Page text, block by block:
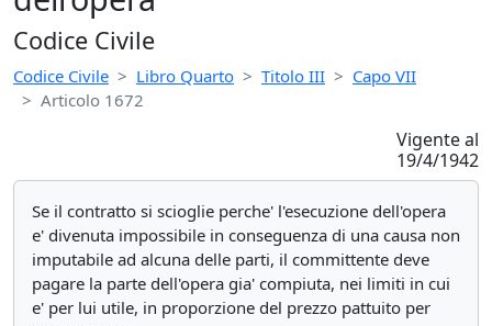
Codice Civile
Codice Civile Libro Quarto Titolo III
Capo VII
Articolo 1672
Vigente al
19/4/1942
Se il contratto si scioglie perche' l'esecuzione dell'opera
e' divenuta impossibile in conseguenza di una causa non
imputabile ad alcuna delle parti, il committente deve
pagare la parte dell'opera gia' compiuta, nei limiti in cui
e' per lui utile, in proporzione del prezzo pattuito per